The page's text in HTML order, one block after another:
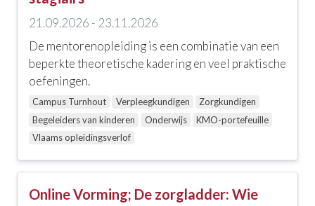
21.09.2026 - 23.11.2026
De mentorenopleiding is een combinatie van een
beperkte theoretische kadering en veel praktische
oefeningen.
Campus Turnhout Verpleegkundigen
Zorgkundigen
Begeleiders van kinderen
Onderwijs
KMO-portefeuille
Vlaams opleidingsverlof
Online Vorming; De zorgladder: Wie